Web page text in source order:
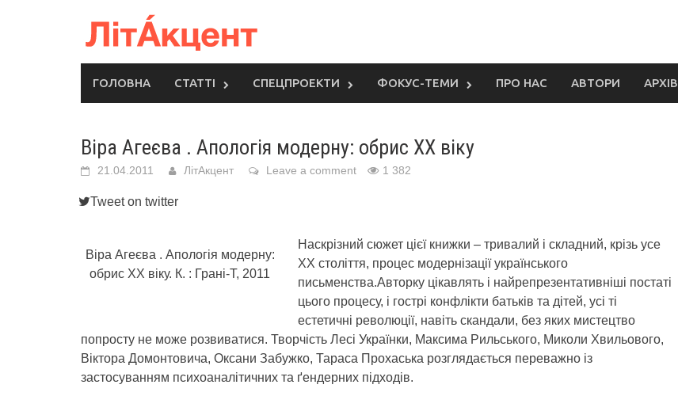
ГОЛОВНА СТАТТІ СПЕЦПРОЕКТИ ФОКУС-ТЕМИ ПРО НАС АВТОРИ АРХІВ
Віра Агеєва . Апологія модерну: обрис ХХ віку
21.04.2011 ЛітАкцент Leave a comment 1 382
Tweet on twitter
Віра Агеєва . Апологія модерну:
обрис ХХ віку. К. : Грані-Т, 2011
Наскрізний сюжет цієї книжки – тривалий і складний, крізь усе
ХХ століття, процес модернізації українського
письменства.Авторку цікавлять і найрепрезентативніші постаті
цього процесу, і гострі конфлікти батьків та дітей, усі ті
естетичні революції, навіть скандали, без яких мистецтво
попросту не може розвиватися. Творчість Лесі Українки, Максима Рильського, Миколи Хвильового,
Віктора Домонтовича, Оксани Забужко, Тараса Прохаська розглядається переважно із
застосуванням психоаналітичних та ґендерних підходів.